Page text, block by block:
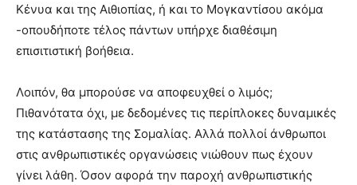
Κένυα και της Αιθιοπίας, ή και το Μογκαντίσου ακόμα
-οπουδήποτε τέλος πάντων υπήρχε διαθέσιμη
επισιτιστική βοήθεια.
Λοιπόν, θα μπορούσε να αποφευχθεί ο λιμός;
Πιθανότατα όχι, με δεδομένες τις περίπλοκες δυναμικές
της κατάστασης της Σομαλίας. Αλλά πολλοί άνθρωποι
στις ανθρωπιστικές οργανώσεις νιώθουν πως έχουν
γίνει λάθη. Όσον αφορά την παροχή ανθρωπιστικής